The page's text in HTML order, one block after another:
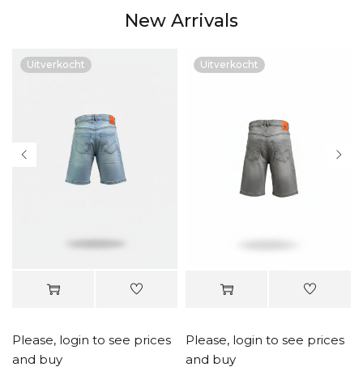
New Arrivals
Uitverkocht
Please, login to see prices
and buy
Uitverkocht
Please, login to see prices
and buy